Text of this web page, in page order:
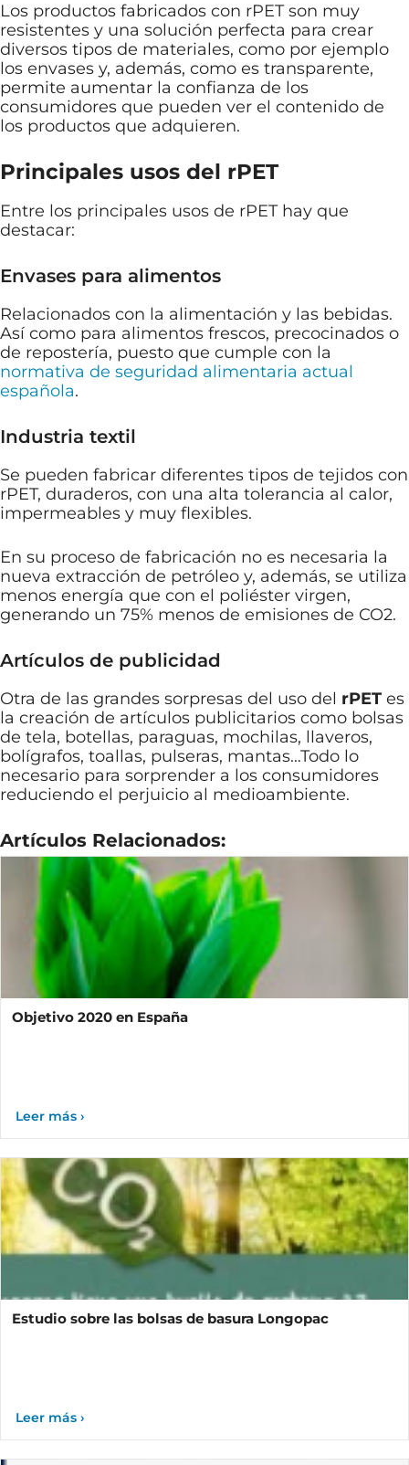
Los productos fabricados con rPET son muy
resistentes y una solución perfecta para crear
diversos tipos de materiales, como por ejemplo
los envases y, además, como es transparente,
permite aumentar la confianza de los
consumidores que pueden ver el contenido de
los productos que adquieren.
Principales usos del rPET
Entre los principales usos de rPET hay que
destacar:
Envases para alimentos
Relacionados con la alimentación y las bebidas.
Así como para alimentos frescos, precocinados o
de repostería, puesto que cumple con la
normativa de seguridad alimentaria actual
española.
Industria textil
Se pueden fabricar diferentes tipos de tejidos con
rPET, duraderos, con una alta tolerancia al calor,
impermeables y muy flexibles.
En su proceso de fabricación no es necesaria la
nueva extracción de petróleo y, además, se utiliza
menos energía que con el poliéster virgen,
generando un 75% menos de emisiones de CO2.
Artículos de publicidad
Otra de las grandes sorpresas del uso del rPET es
la creación de artículos publicitarios como bolsas
de tela, botellas, paraguas, mochilas, llaveros,
bolígrafos, toallas, pulseras, mantas…Todo lo
necesario para sorprender a los consumidores
reduciendo el perjuicio al medioambiente.
Artículos Relacionados:
Objetivo 2020 en España
Estudio sobre las bolsas de basura Longopac